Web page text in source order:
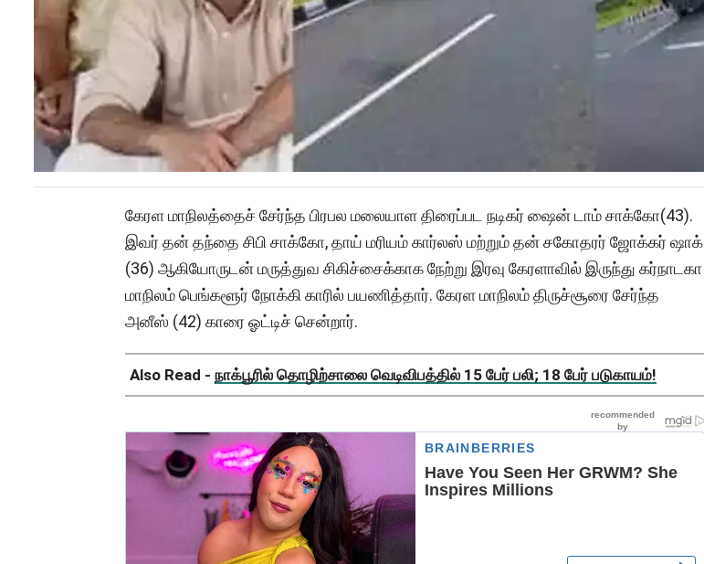
கேரள மாநிலத்தைச் சேர்ந்த பிரபல மலையாள திரைப்பட நடிகர் ஷைன் டாம் சாக்கோ(43).
இவர் தன் தந்தை சிபி சாக்கோ, தாய் மரியம் கார்லஸ் மற்றும் தன் சகோதரர் ஜோக்கர் ஷாக்
(36) ஆகியோருடன் மருத்துவ சிகிச்சைக்காக நேற்று இரவு கேரளாவில் இருந்து கர்நாடகா
மாநிலம் பெங்களூர் நோக்கி காரில் பயணித்தார். கேரள மாநிலம் திருச்சூரை சேர்ந்த
அனீஸ் (42) காரை ஓட்டிச் சென்றார்.
Also Read - நாக்பூரில் தொழிற்சாலை வெடிவிபத்தில் 15 பேர் பலி; 18 பேர் படுகாயம்!